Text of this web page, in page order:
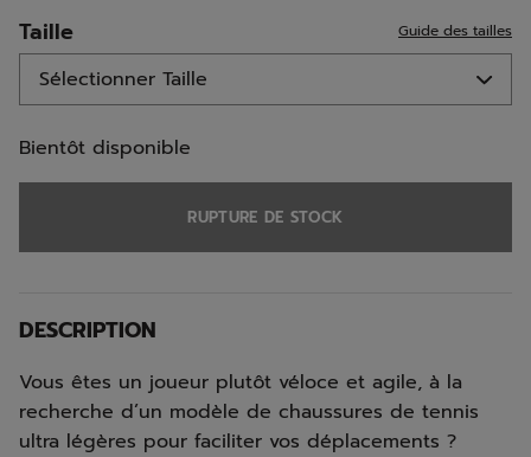
Taille Guide des tailles
Bientôt disponible
RUPTURE DE STOCK
DESCRIPTION
Vous êtes un joueur plutôt véloce et agile, à la
recherche d’un modèle de chaussures de tennis
ultra légères pour faciliter vos déplacements ?